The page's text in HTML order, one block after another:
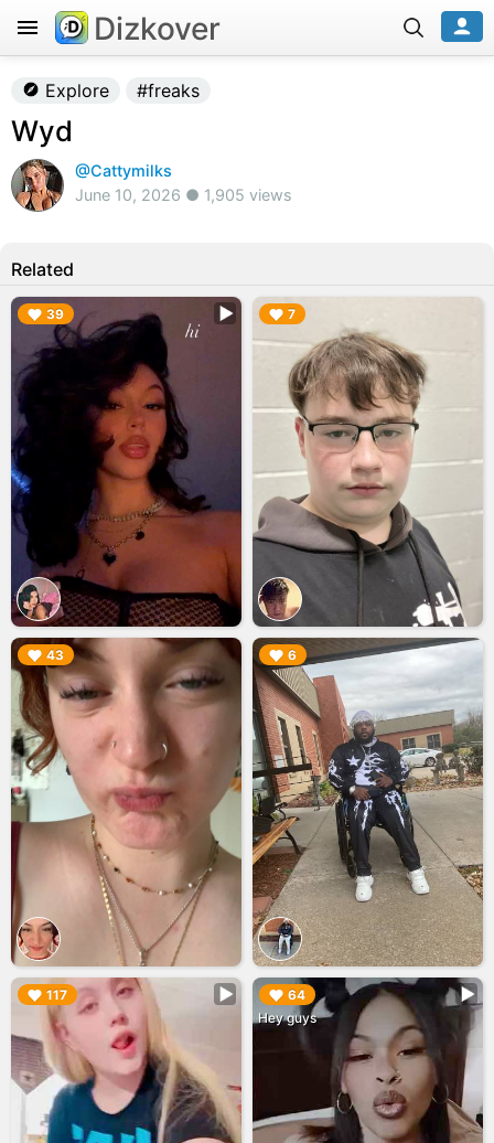
Dizkover
Explore #freaks
Wyd
@Cattymilks
June 10, 2026 ● 1,905 views
Related
39
▶︎ 7
▶︎
43
▶︎ 6
▶︎
117
▶︎ 64
Hey guys
▶︎